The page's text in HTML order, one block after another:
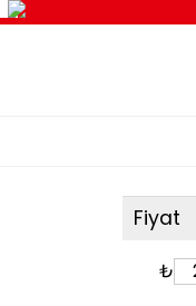
Fiyat
₺